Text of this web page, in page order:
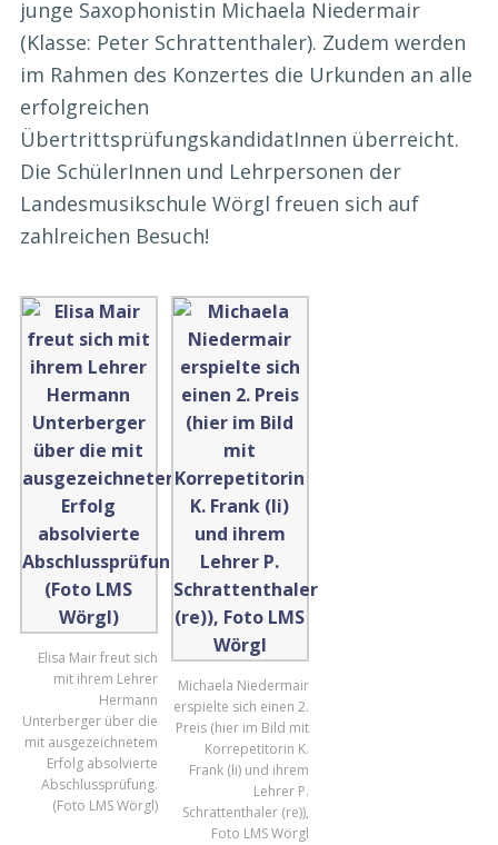
junge Saxophonistin Michaela Niedermair
(Klasse: Peter Schrattenthaler). Zudem werden
im Rahmen des Konzertes die Urkunden an alle
erfolgreichen
ÜbertrittsprüfungskandidatInnen überreicht.
Die SchülerInnen und Lehrpersonen der
Landesmusikschule Wörgl freuen sich auf
zahlreichen Besuch!
Elisa Mair freut sich
mit ihrem Lehrer
Hermann
Unterberger über die
mit ausgezeichnetem
Erfolg absolvierte
Abschlussprüfung.
(Foto LMS Wörgl)
Michaela Niedermair
erspielte sich einen 2.
Preis (hier im Bild mit
Korrepetitorin K.
Frank (li) und ihrem
Lehrer P.
Schrattenthaler (re)),
Foto LMS Wörgl